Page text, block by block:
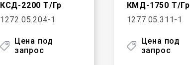
КСД-2200 Т/Гр
1272.05.204-1
Цена под
запрос
КМД-1750 Т/Гр
1277.05.311-1
Цена под
запрос